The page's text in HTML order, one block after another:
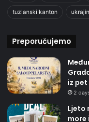
tuzlanski kanton
Preporučujemo
iz
2
Ljeto
more